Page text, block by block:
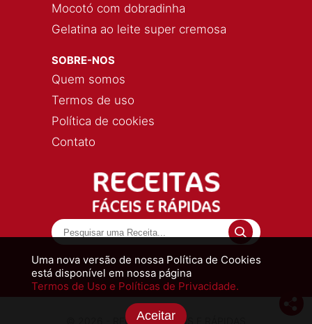
Uma nova versão de nossa Política de Cookies
está disponível em nossa página
Termos de Uso e Políticas de Privacidade.
Aceitar
Mocotó com dobradinha
Gelatina ao leite super cremosa
SOBRE-NOS
Quem somos
Termos de uso
Política de cookies
Contato
© 2026 - RECEITAS FÁCEIS E RÁPIDAS